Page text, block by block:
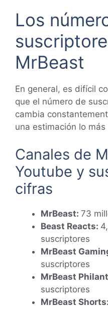
Los
MrBeast
En general, es difícil
que el número de
cambia
una estimación lo
Canales de
Youtube y
cifras
MrBeast: 73
Beast Reacts:
suscriptores
MrBeast
suscriptores
MrBeast
suscriptores
MrBeast Shorts: